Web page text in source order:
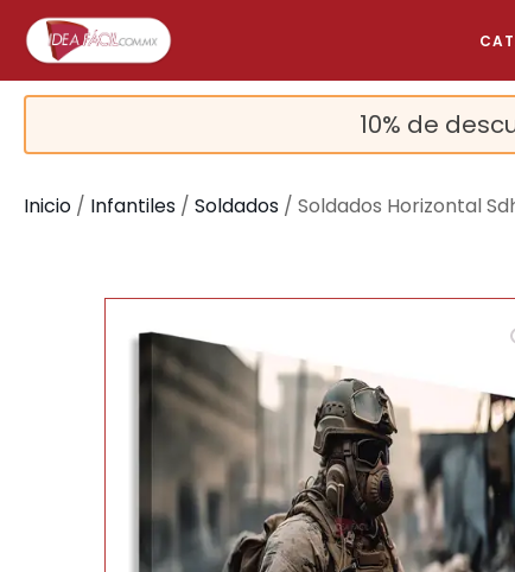
10% de
Inicio / Infantiles / Soldados / Soldados Horizontal